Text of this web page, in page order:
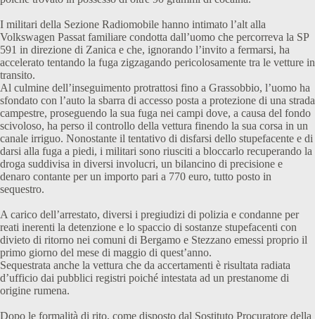
I militari della Sezione Radiomobile hanno intimato l’alt alla
Volkswagen Passat familiare condotta dall’uomo che percorreva la SP
591 in direzione di Zanica e che, ignorando l’invito a fermarsi, ha
accelerato tentando la fuga zigzagando pericolosamente tra le vetture in
transito.
Al culmine dell’inseguimento protrattosi fino a Grassobbio, l’uomo ha
sfondato con l’auto la sbarra di accesso posta a protezione di una strada
campestre, proseguendo la sua fuga nei campi dove, a causa del fondo
scivoloso, ha perso il controllo della vettura finendo la sua corsa in un
canale irriguo. Nonostante il tentativo di disfarsi dello stupefacente e di
darsi alla fuga a piedi, i militari sono riusciti a bloccarlo recuperando la
droga suddivisa in diversi involucri, un bilancino di precisione e
denaro contante per un importo pari a 770 euro, tutto posto in
sequestro.
A carico dell’arrestato, diversi i pregiudizi di polizia e condanne per
reati inerenti la detenzione e lo spaccio di sostanze stupefacenti con
divieto di ritorno nei comuni di Bergamo e Stezzano emessi proprio il
primo giorno del mese di maggio di quest’anno.
Sequestrata anche la vettura che da accertamenti è risultata radiata
d’ufficio dai pubblici registri poiché intestata ad un prestanome di
origine rumena.
Dopo le formalità di rito, come disposto dal Sostituto Procuratore della